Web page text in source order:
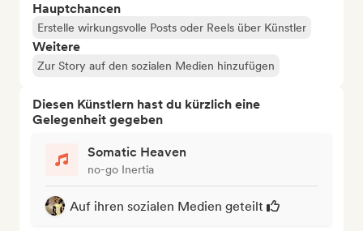
Hauptchancen
Erstelle wirkungsvolle Posts oder Reels über Künstler
Weitere
Zur Story auf den sozialen Medien hinzufügen
Diesen Künstlern hast du kürzlich eine
Gelegenheit gegeben
Somatic Heaven
no-go Inertia
Auf ihren sozialen Medien geteilt